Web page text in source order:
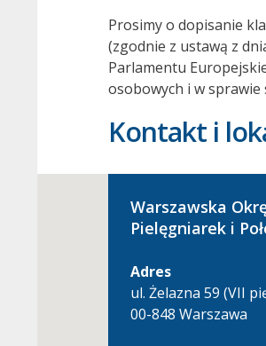
Prosimy o dopisanie
(zgodnie z ustawą z
Parlamentu
osobowych i w sprawie
Kontakt i
Warszawska
Pielęgniarek i
Adres
ul. Żelazna 59 (VII
00-848 Warszawa